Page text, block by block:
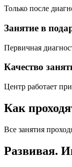
Только после
Занятие в
Первичная
Качество
Центр работает
Как
Все занятия
Развивая.